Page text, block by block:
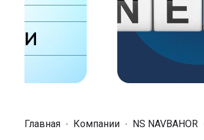
Главная Компании NS NAVBAHOR